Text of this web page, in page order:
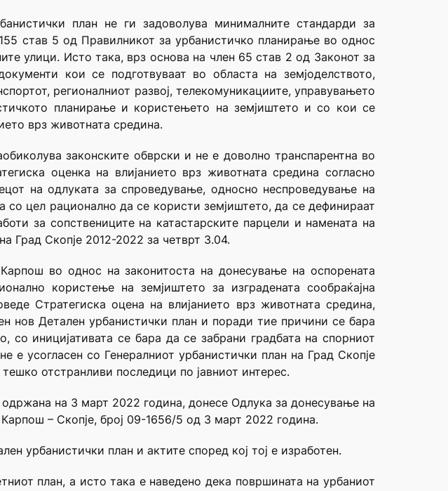
план не ги задоволува минималните стандарди за
став 5 од Правилникот за урбанистичко планирање во однос
улици. Исто така, врз основа на член 65 став 2 од Законот за
кои се подготвуваат во областа на земјоделството,
регионалниот развој, телекомуникациите, управувањето
планирање и користењето на земјиштето и со кои се
врз животната средина.
законските обврски и не е доволно транспарентна во
оценка на влијанието врз животната средина согласно
на одлуката за спроведување, односно неспроведување на
со цел рационално да се користи земјиштето, да се дефинираат
за сопствениците на катастарските парцели и намената на
Град Скопје 2012-2022 за четврт З.04.
во однос на законитоста на донесување на оспорената
користење на земјиштето за изградената сообраќајна
Стратегиска оцена на влијанието врз животната средина,
нов Детален урбанистички план и поради тие причини се бара
иницијативата се бара да се забрани градбата на спорниот
е усогласен со Генералниот урбанистички план на Град Скопје
отстранливи последици по јавниот интерес.
на 3 март 2022 година, донесе Одлука за донесување на
– Скопје, број 09-1656/5 од 3 март 2022 година.
урбанистички план и актите според кој тој е изработен.
план, а исто така е наведено дека површината на урбаниот